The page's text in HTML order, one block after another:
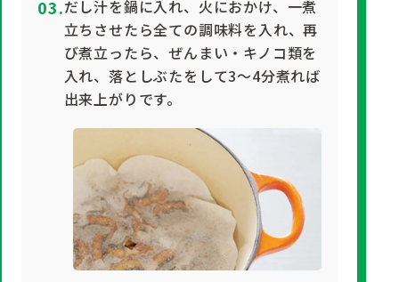
だし汁を鍋に入れ、火におかけ、一煮
立ちさせたら全ての調味料を入れ、再
び煮立ったら、ぜんまい・キノコ類を
入れ、落としぶたをして3～4分煮れば
出来上がりです。